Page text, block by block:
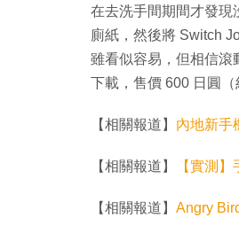
在去洗手間期間才發現
廁紙，然後將 Switch
雖看似容易，但相信滾
下載，售價 600 日圓（
【相關報道】 內地新手
【相關報道】 【實測
【相關報道】 Angry